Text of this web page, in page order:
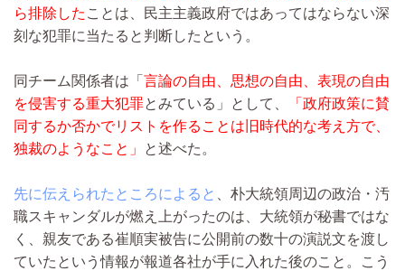
ら排除した ことは、民主主義政府ではあってはならない深
刻な犯罪に当たると判断したという。
同チーム関係者は「 言論の自由、思想の自由、表現の自由
を侵害する重大犯罪とみている」として、
「政府政策に賛
同するか否かでリストを作ることは旧時代的な考え方で、
独裁のようなこと」
と述べた。
先に伝えられたところによると 、朴大統領周辺の政治・汚
職スキャンダルが燃え上がったのは、大統領が秘書ではな
く、親友である崔順実被告に公開前の数十の演説文を渡し
ていたという情報が報道各社が手に入れた後のこと。こう